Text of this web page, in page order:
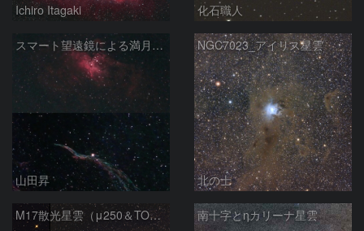
Ichiro Itagaki 化石職人
スマート望遠鏡による満月下の星雲（M16,NGC6960）
山田昇
NGC7023_アイリス星雲
北の士
M17散光星雲（μ250＆TOA130） 南十字とηカリーナ星雲